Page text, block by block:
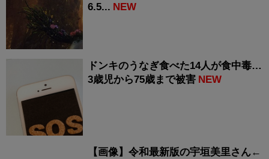
6.5... NEW
ドンキのうなぎ食べた14人が食中毒…
3歳児から75歳まで被害 NEW
【画像】令和最新版の宇垣美里さん←